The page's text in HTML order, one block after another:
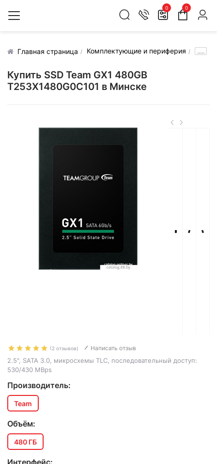
0 0
Главная страница Комплектующие и периферия .....
Купить SSD Team GX1 480GB
T253X1480G0C101 в Минске
(2 отзывов) Написать отзыв
2.5", SATA 3.0, микросхемы TLC, последовательный доступ:
530/430 MBps
Производитель:
Team
Объём:
480 ГБ
Интерфейс: